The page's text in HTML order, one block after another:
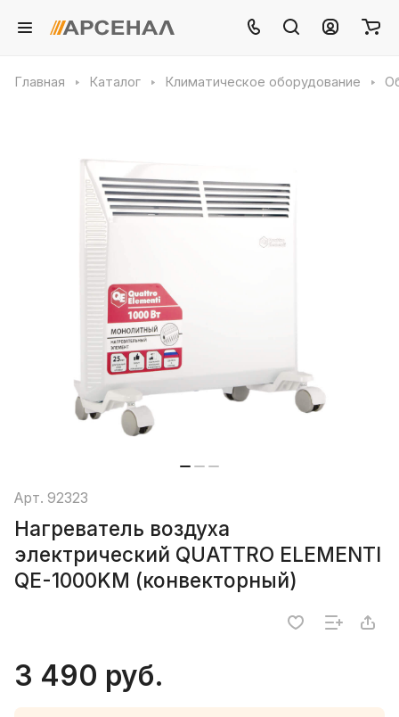
Главная Каталог Климатическое оборудование
Арт. 92323
Нагреватель воздуха
электрический QUATTRO ELEMENTI
QE-1000KM (конвекторный)
3 490 руб.